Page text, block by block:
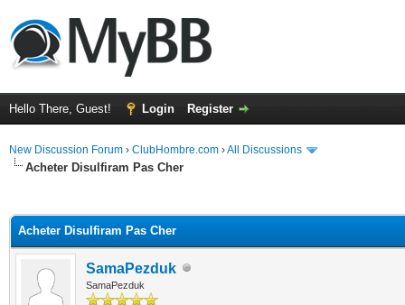
Hello There, Guest! Login Register
New Discussion Forum › ClubHombre.com ›All Discussions
Acheter Disulfiram Pas Cher
Acheter Disulfiram Pas Cher
SamaPezduk
SamaPezduk